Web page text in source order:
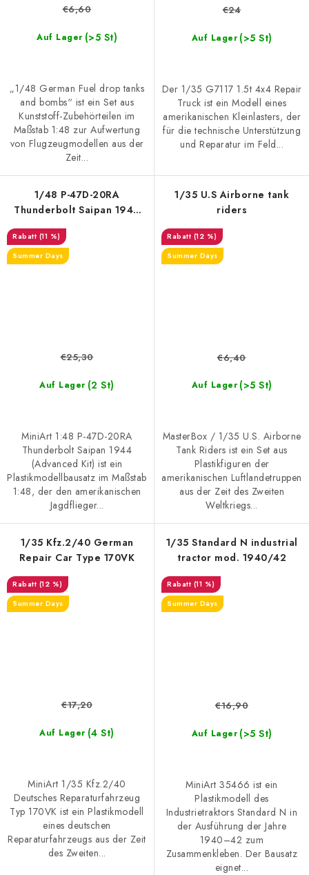
Auf Lager (>5 St)
€6,60
„1/48 German Fuel drop tanks
and bombs“ ist ein Set aus
Kunststoff-Zubehörteilen im
Maßstab 1:48 zur Aufwertung
von Flugzeugmodellen aus der
Zeit...
Auf Lager (>5 St)
€24
Der 1/35 G7117 1.5t 4x4 Repair
Truck ist ein Modell eines
amerikanischen Kleinlasters, der
für die technische Unterstützung
und Reparatur im Feld...
1/48 P-47D-20RA
Thunderbolt Saipan 1944
(11 %)
Summer Days
Auf Lager (2 St)
€25,30
MiniArt 1:48 P-47D-20RA
Thunderbolt Saipan 1944
(Advanced Kit) ist ein
Plastikmodellbausatz im Maßstab
1:48, der den amerikanischen
Jagdflieger...
1/35 U.S Airborne tank
riders
(12 %)
Summer Days
Auf Lager (>5 St)
€6,40
MasterBox / 1/35 U.S. Airborne
Tank Riders ist ein Set aus
Plastikfiguren der
amerikanischen Luftlandetruppen
aus der Zeit des Zweiten
Weltkriegs...
1/35 Kfz.2/40 German
Repair Car Type 170VK
(12 %)
Summer Days
Auf Lager (4 St)
€17,20
MiniArt 1/35 Kfz.2/40
Deutsches Reparaturfahrzeug
Typ 170VK ist ein Plastikmodell
eines deutschen
Reparaturfahrzeugs aus der Zeit
des Zweiten...
1/35 Standard N industrial
tractor mod. 1940/42
(11 %)
Summer Days
Auf Lager (>5 St)
€16,90
MiniArt 35466 ist ein
Plastikmodell des
Industrietraktors Standard N in
der Ausführung der Jahre
1940–42 zum
Zusammenkleben. Der Bausatz
eignet...